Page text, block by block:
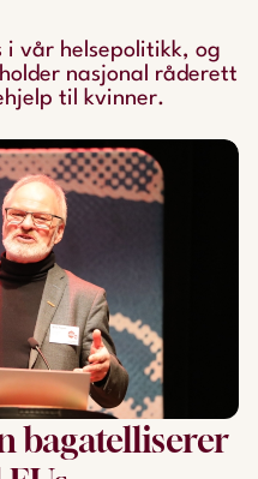
i vår helsepolitikk, og
nasjonal råderett
til kvinner.
bagatelliserer